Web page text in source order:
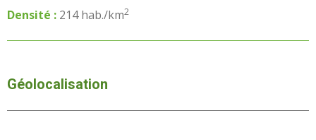
Densité : 214 hab./km2
Géolocalisation